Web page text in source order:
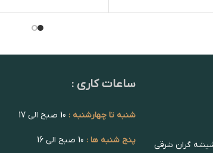
گلدار و سفید ساده _ سفید
شیشه گران شرقی
ساعات کاری :
شنبه تا چهارشنبه :
پنج شنبه ها :